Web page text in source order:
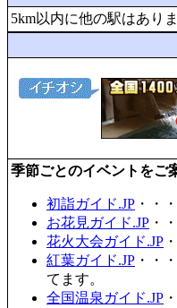
5km以内に他の駅はあり
季節ごとのイベントをご
初詣ガイド.JP ・・
お花見ガイド.JP ・
花火大会ガイド.JP
紅葉ガイド.JP ・・
てます。
全国温泉ガイド.JP